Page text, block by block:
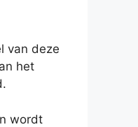
van deze
het
wordt